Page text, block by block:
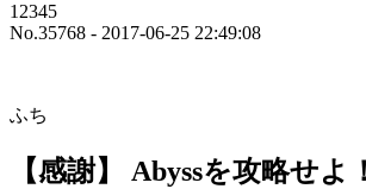
12345
No.35768 - 2017-06-25 22:49:08
ふち
【感謝】 Abyssを攻略せよ！